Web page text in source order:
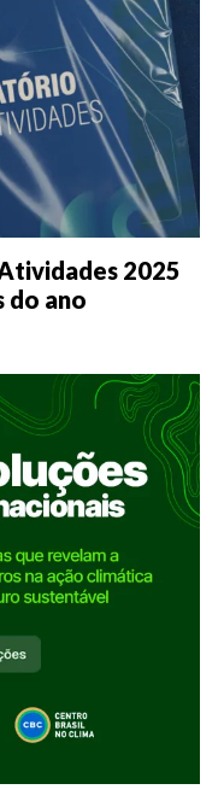
2025
do ano